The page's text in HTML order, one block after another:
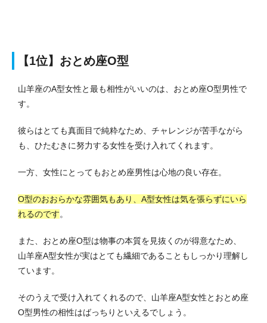
【1位】おとめ座O型
山羊座のA型女性と最も相性がいいのは、おとめ座O型男性で
す。
彼らはとても真面目で純粋なため、チャレンジが苦手ながら
も、ひたむきに努力する女性を受け入れてくれます。
一方、女性にとってもおとめ座男性は心地の良い存在。
O型のおおらかな雰囲気もあり、A型女性は気を張らずにいら
れるのです。
また、おとめ座O型は物事の本質を見抜くのが得意なため、
山羊座A型女性が実はとても繊細であることもしっかり理解し
ています。
そのうえで受け入れてくれるので、山羊座A型女性とおとめ座
O型男性の相性はばっちりといえるでしょう。